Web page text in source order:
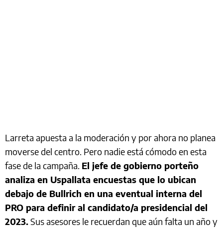
Larreta apuesta a la moderación y por ahora no planea
moverse del centro. Pero nadie está cómodo en esta
fase de la campaña. El jefe de gobierno porteño
analiza en Uspallata encuestas que lo ubican
debajo de Bullrich en una eventual interna del
PRO para definir al candidato/a presidencial del
2023.Sus asesores le recuerdan que aún falta un año y